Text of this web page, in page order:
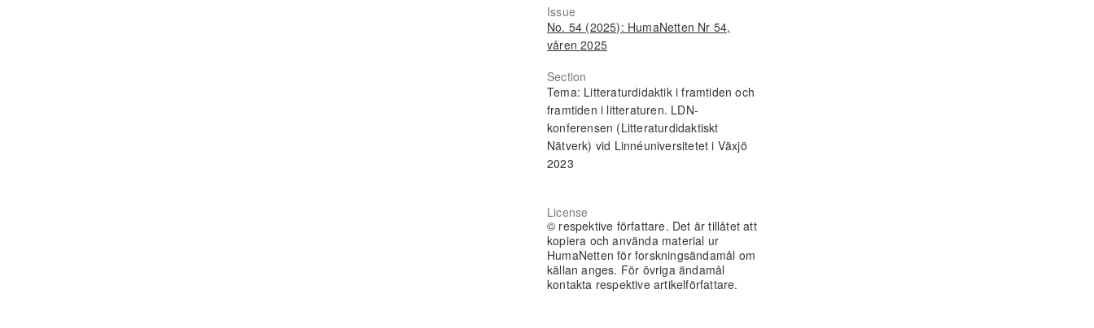
Issue
No. 54 (2025): HumaNetten Nr 54,
våren 2025
Section
Tema: Litteraturdidaktik i framtiden och
framtiden i litteraturen. LDN-
konferensen (Litteraturdidaktiskt
Nätverk) vid Linnéuniversitetet i Växjö
2023
License
© respektive författare. Det är tillåtet att
kopiera och använda material ur
HumaNetten för forskningsändamål om
källan anges. För övriga ändamål
kontakta respektive artikelförfattare.